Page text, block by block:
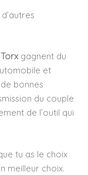
gagnent du
et
bonnes
du couple
de l’outil qui
tu as le choix
meilleur choix.